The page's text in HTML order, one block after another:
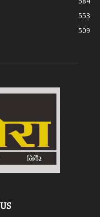
553
509